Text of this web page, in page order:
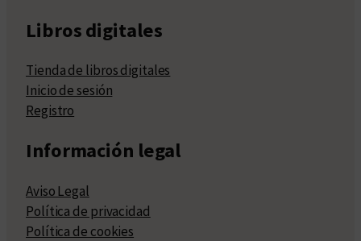
Libros digitales
Tienda de libros digitales
Inicio de sesión
Registro
Información legal
Aviso Legal
Política de privacidad
Política de cookies